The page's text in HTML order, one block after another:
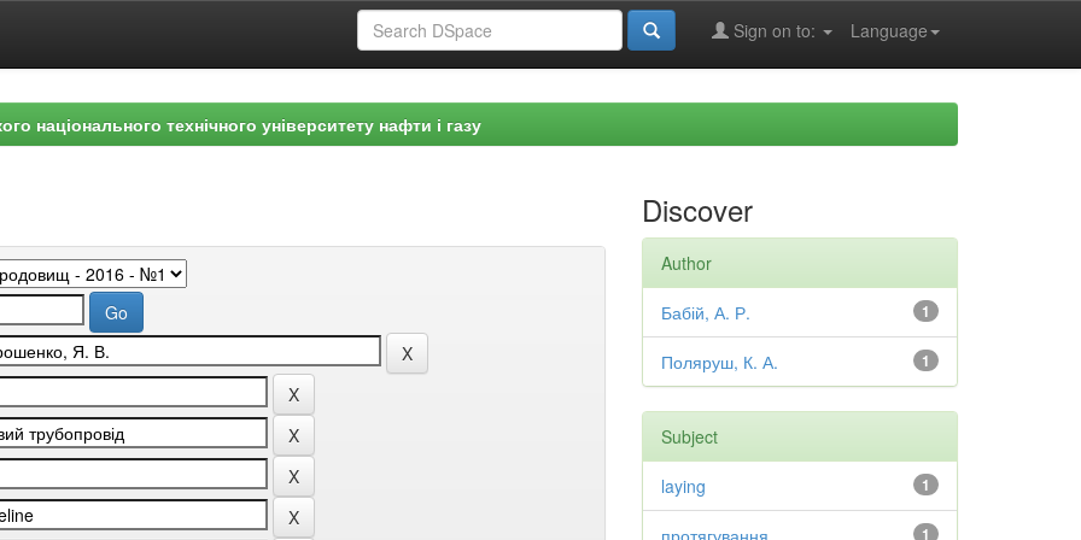
Language
Sign on to:
національного технічного університету нафти і газу
Discover
Author
1
Бабій, А. Р.
1
Поляруш, К. А.
Subject
1
laying
1
протягування